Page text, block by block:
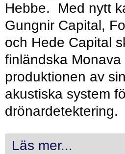
Hebbe. Med nytt
Gungnir Capital,
och Hede Capital
finländska
produktionen av
akustiska system
drönardetektering.
Läs mer...